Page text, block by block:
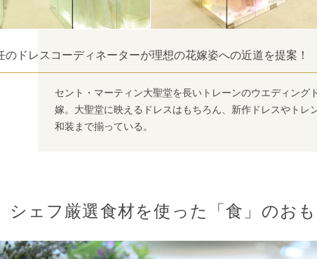
のドレスコーディネーターが理想の花嫁姿への近道を提案！
セント・マーティン大聖堂を長いトレーンのウエディング
嫁。大聖堂に映えるドレスはもちろん、新作ドレスやトレ
和装まで揃っている。
シェフ厳選食材を使った「食」のお